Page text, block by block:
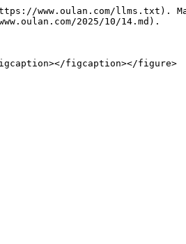
www.oulan.com/llms.txt).
2025/10/14.md).
figcaption></figure>